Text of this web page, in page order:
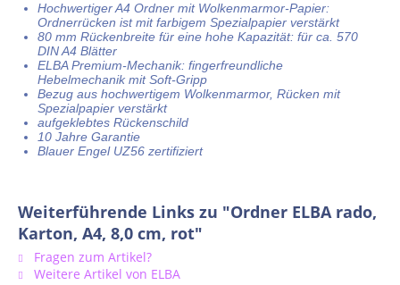
Hochwertiger A4 Ordner mit Wolkenmarmor-Papier:
Ordnerrücken ist mit farbigem Spezialpapier verstärkt
80 mm Rückenbreite für eine hohe Kapazität: für ca. 570
DIN A4 Blätter
ELBA Premium-Mechanik: fingerfreundliche
Hebelmechanik mit Soft-Gripp
Bezug aus hochwertigem Wolkenmarmor, Rücken mit
Spezialpapier verstärkt
aufgeklebtes Rückenschild
10 Jahre Garantie
Blauer Engel UZ56 zertifiziert
Weiterführende Links zu "Ordner ELBA rado,
Karton, A4, 8,0 cm, rot"
Fragen zum Artikel?
Weitere Artikel von ELBA